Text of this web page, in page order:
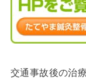
交通事故後の治